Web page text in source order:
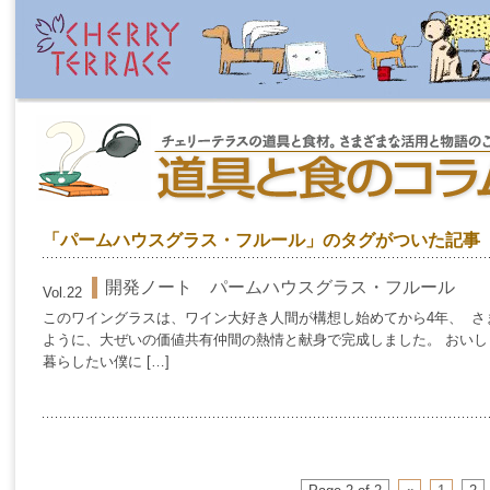
「パームハウスグラス・フルール」のタグがついた記事
Vol.22 開発ノート パームハウスグラス・フルール
このワイングラスは、ワイン大好き人間が構想し始めてから4年、
ように、大ぜいの価値共有仲間の熱情と献身で完成しました。 おい
暮らしたい僕に […]